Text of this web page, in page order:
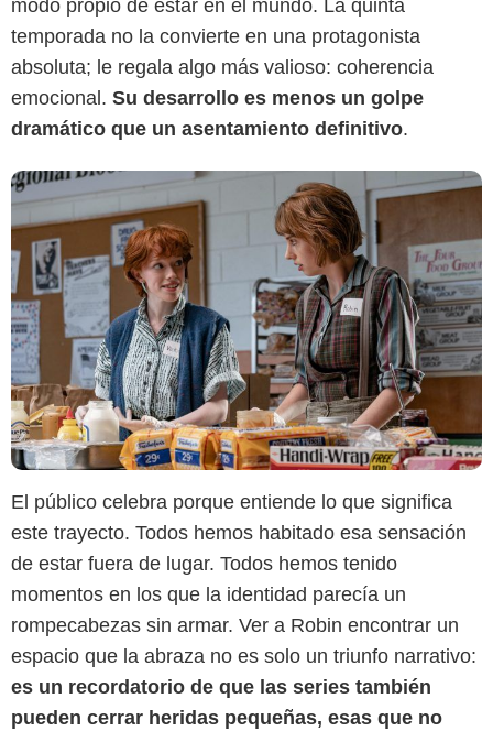
modo propio de estar en el mundo. La quinta
temporada no la convierte en una protagonista
absoluta; le regala algo más valioso: coherencia
emocional. Su desarrollo es menos un golpe
dramático que un asentamiento definitivo.
El público celebra porque entiende lo que significa
este trayecto. Todos hemos habitado esa sensación
de estar fuera de lugar. Todos hemos tenido
momentos en los que la identidad parecía un
rompecabezas sin armar. Ver a Robin encontrar un
espacio que la abraza no es solo un triunfo narrativo:
es un recordatorio de que las series también
pueden cerrar heridas pequeñas, esas que no